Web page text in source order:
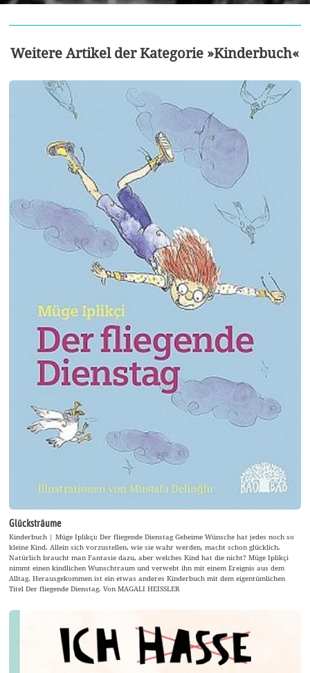
Weitere Artikel der Kategorie »Kinderbuch«
Glücksträume
Kinderbuch | Müge Iplikçi: Der fliegende Dienstag Geheime Wünsche hat jedes noch so
kleine Kind. Allein sich vorzustellen, wie sie wahr werden, macht schon glücklich.
Natürlich braucht man Fantasie dazu, aber welches Kind hat die nicht? Müge Iplikçi
nimmt einen kindlichen Wunschtraum und verwebt ihn mit einem Ereignis aus dem
Alltag. Herausgekommen ist ein etwas anderes Kinderbuch mit dem eigentümlichen
Titel Der fliegende Dienstag. Von MAGALI HEISSLER